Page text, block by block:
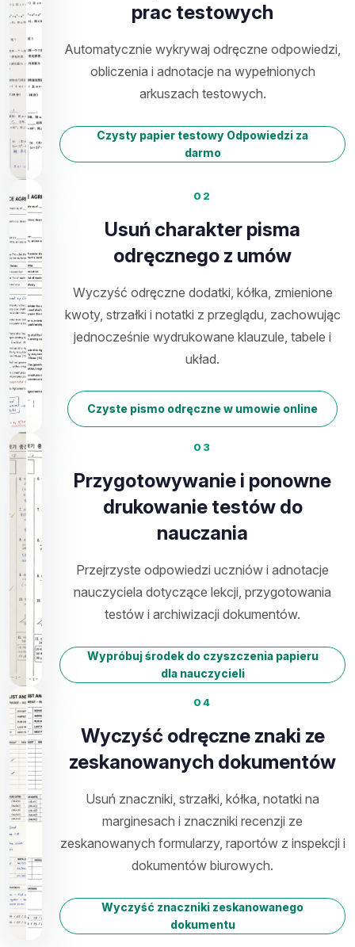
prac testowych
Automatycznie wykrywaj odręczne odpowiedzi,
obliczenia i adnotacje na wypełnionych
arkuszach testowych.
Czysty papier testowy Odpowiedzi za
darmo
02
Usuń charakter pisma
odręcznego z umów
Wyczyść odręczne dodatki, kółka, zmienione
kwoty, strzałki i notatki z przeglądu, zachowując
jednocześnie wydrukowane klauzule, tabele i
układ.
Czyste pismo odręczne w umowie online
03
Przygotowywanie i ponowne
drukowanie testów do
nauczania
Przejrzyste odpowiedzi uczniów i adnotacje
nauczyciela dotyczące lekcji, przygotowania
testów i archiwizacji dokumentów.
Wypróbuj środek do czyszczenia papieru
dla nauczycieli
04
Wyczyść odręczne znaki ze
zeskanowanych dokumentów
Usuń znaczniki, strzałki, kółka, notatki na
marginesach i znaczniki recenzji ze
zeskanowanych formularzy, raportów z inspekcji i
dokumentów biurowych.
Wyczyść znaczniki zeskanowanego
dokumentu